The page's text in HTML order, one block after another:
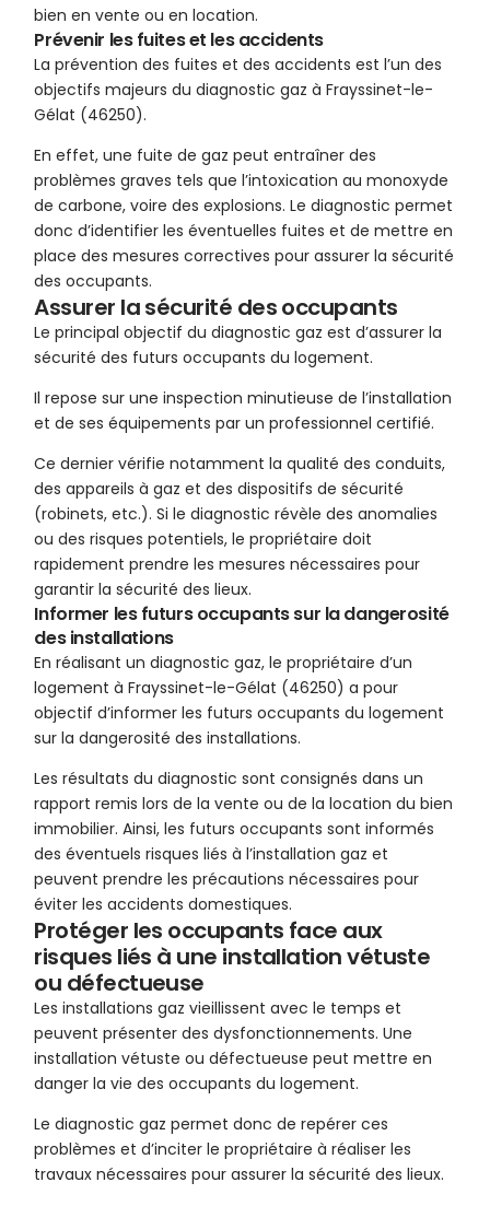
bien en vente ou en location.
Prévenir les fuites et les accidents
La prévention des fuites et des accidents est l’un des
objectifs majeurs du diagnostic gaz à Frayssinet-le-
Gélat (46250).
En effet, une fuite de gaz peut entraîner des
problèmes graves tels que l’intoxication au monoxyde
de carbone, voire des explosions. Le diagnostic permet
donc d’identifier les éventuelles fuites et de mettre en
place des mesures correctives pour assurer la sécurité
des occupants.
Assurer la sécurité des occupants
Le principal objectif du diagnostic gaz est d’assurer la
sécurité des futurs occupants du logement.
Il repose sur une inspection minutieuse de l’installation
et de ses équipements par un professionnel certifié.
Ce dernier vérifie notamment la qualité des conduits,
des appareils à gaz et des dispositifs de sécurité
(robinets, etc.). Si le diagnostic révèle des anomalies
ou des risques potentiels, le propriétaire doit
rapidement prendre les mesures nécessaires pour
garantir la sécurité des lieux.
Informer les futurs occupants sur la dangerosité
des installations
En réalisant un diagnostic gaz, le propriétaire d’un
logement à Frayssinet-le-Gélat (46250) a pour
objectif d’informer les futurs occupants du logement
sur la dangerosité des installations.
Les résultats du diagnostic sont consignés dans un
rapport remis lors de la vente ou de la location du bien
immobilier. Ainsi, les futurs occupants sont informés
des éventuels risques liés à l’installation gaz et
peuvent prendre les précautions nécessaires pour
éviter les accidents domestiques.
Protéger les occupants face aux
risques liés à une installation vétuste
ou défectueuse
Les installations gaz vieillissent avec le temps et
peuvent présenter des dysfonctionnements. Une
installation vétuste ou défectueuse peut mettre en
danger la vie des occupants du logement.
Le diagnostic gaz permet donc de repérer ces
problèmes et d’inciter le propriétaire à réaliser les
travaux nécessaires pour assurer la sécurité des lieux.